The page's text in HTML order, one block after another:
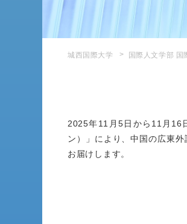
城西国際大学 国際人文学部 国
2025年11月5日から11月16
ン）」により、中国の広東
お届けします。